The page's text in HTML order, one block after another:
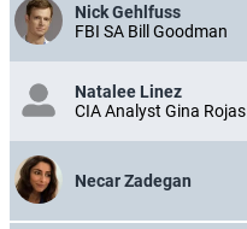
Nick Gehlfuss
FBI SA Bill Goodman
Natalee Linez
CIA Analyst Gina Rojas
Necar Zadegan